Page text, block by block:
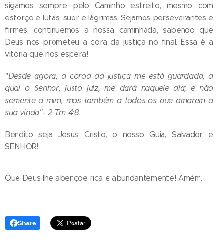
sigamos sempre pelo Caminho estreito, mesmo com
esforço e lutas, suor e lágrimas. Sejamos perseverantes e
firmes, continuemos a nossa caminhada, sabendo que
Deus nos prometeu a cora da justiça no final. Essa é a
vitória que nos espera!
"Desde agora, a coroa da justiça me está guardada, a
qual o Senhor, justo juiz, me dará naquele dia; e não
somente a mim, mas também a todos os que amarem a
sua vinda"- 2 Tm 4:8.
Bendito seja Jesus Cristo, o nosso Guia, Salvador e
SENHOR!
Que Deus lhe abençoe rica e abundantemente! Amém.
Share